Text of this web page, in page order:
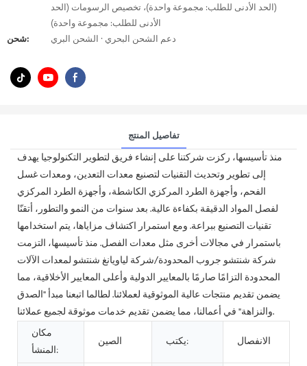
(الحد الأدنى للطلب: مجموعة واحدة)، تخصيص الرسومات (الحد
الأدنى للطلب: مجموعة واحدة)
شحن:
دعم الشحن البحري · الشحن البري
تفاصيل المنتج
منذ تأسيسها، ركزت شركتنا على إنشاء فريق لتطوير التكنولوجيا يهدف
إلى تطوير وتحديث التقنيات لتصنيع معدات التعدين، ومعدات غسل
الفحم، وأجهزة الطرد المركزي الكاشطة، وأجهزة الطرد المركزي
لفصل المواد الدقيقة بكفاءة عالية. بعد سنوات من النمو والتطور، أتقنّا
تقنيات التصنيع ببراعة. ومع استمرار اكتشاف مزاياها، يتم استخدامها
باستمرار في مجالات أخرى مثل معدات الفصل. منذ تأسيسها، التزمت
شركة شنتشو جروب المحدودة/شركة لياويانغ شنتشو لمعدات الآلات
المحدودة التزامًا صارمًا بالمعايير الدولية وأعلى المعايير الأخلاقية، مما
يضمن تقديم منتجات عالية الموثوقية لعملائنا. لطالما اتبعنا مبدأ "الصدق
والنزاهة" في أعمالنا، مما يضمن تقديم خدمات موثوقة لجميع عملائنا.
مكان
المنشأ:
الصين يكتب: الانفصال